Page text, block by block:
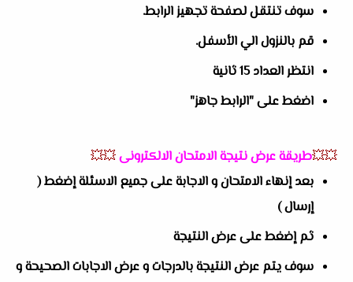
سوف تنتقل لصفحة تجهيز الرابط.
قم بالنزول الي الأسفل.
انتظر العداد 15 ثانية
اضغط على "الرابط جاهز"
💥💥طريقة عرض نتيجة الامتحان الالكترونى💥💥
بعد إنهاء الامتحان و الاجابة على جميع الاسئلة إضغط (
إرسال )
ثم إضغط على عرض النتيجة
سوف يتم عرض النتيجة بالدرجات و عرض الاجابات الصحيحة و